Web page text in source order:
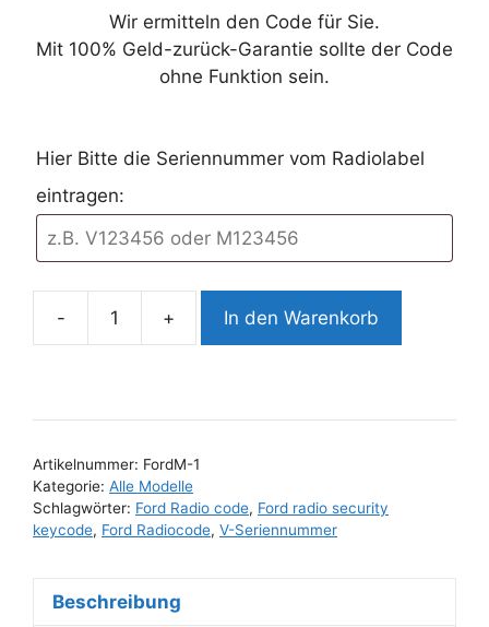
Wir ermitteln den Code für Sie.
Mit 100% Geld-zurück-Garantie sollte der Code
ohne Funktion sein.
Hier Bitte die Seriennummer vom Radiolabel
eintragen:
-
passend
V-
Menge
+ In den Warenkorb
Artikelnummer: FordM-1
Kategorie: Alle Modelle
Schlagwörter: Ford Radio code, Ford radio security
keycode, Ford Radiocode, V-Seriennummer
Beschreibung